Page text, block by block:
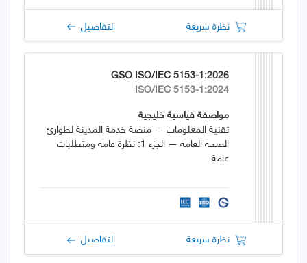
نظرة سريعة التفاصيل
GSO ISO/IEC 5153-1:2026
ISO/IEC 5153-1:2024
مواصفة قياسية خليجية
تقنية المعلومات — منصة خدمة المدينة لطوارئ
الصحة العامة — الجزء 1: نظرة عامة ومتطلبات
عامة
نظرة سريعة التفاصيل